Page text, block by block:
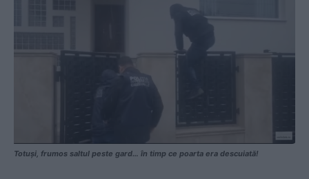
Totuși, frumos saltul peste gard… în timp ce poarta era descuiată!